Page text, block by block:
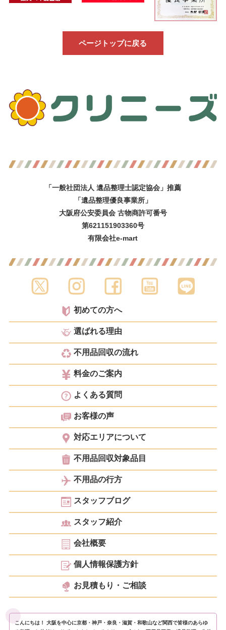
ページトップに戻る
「一般社団法人 遺品整理士認定協会」推薦
「遺品整理優良事業所」
大阪府公安委員会 古物商許可番号
第621151903360号
有限会社e-mart
初めての方へ
選ばれる理由
不用品回収の流れ
料金のご案内
よくある質問
お客様の声
対応エリアについて
不用品回収対象品目
不用品の行方
スタッフブログ
スタッフ紹介
会社概要
個人情報保護方針
お見積もり・ご相談
こんにちは！ 大阪を中心に京都・神戸・奈良・滋賀・和歌山など関西で皆様のあらゆ